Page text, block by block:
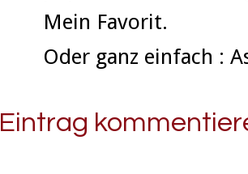
Mein Favorit.
Oder ganz einfach :
Eintrag